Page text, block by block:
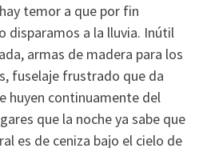
temor a que por fin
disparamos a la lluvia. Inútil
armas de madera para los
fuselaje frustrado que da
huyen continuamente del
que la noche ya sabe que
es de ceniza bajo el cielo de